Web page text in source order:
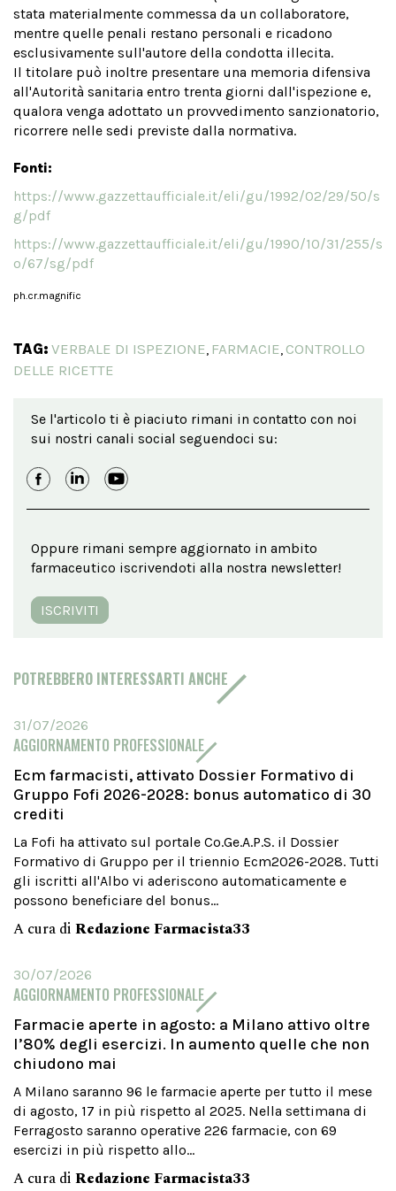
stata materialmente commessa da un collaboratore,
mentre quelle penali restano personali e ricadono
esclusivamente sull'autore della condotta illecita.
Il titolare può inoltre presentare una memoria difensiva
all'Autorità sanitaria entro trenta giorni dall'ispezione e,
qualora venga adottato un provvedimento sanzionatorio,
ricorrere nelle sedi previste dalla normativa.
Fonti:
https://www.gazzettaufficiale.it/eli/gu/1992/02/29/50/s
g/pdf
https://www.gazzettaufficiale.it/eli/gu/1990/10/31/255/s
o/67/sg/pdf
ph.cr.magnific
TAG: VERBALE DI ISPEZIONE, FARMACIE, CONTROLLO
DELLE RICETTE
Se l'articolo ti è piaciuto rimani in contatto con noi
sui nostri canali social seguendoci su:
Oppure rimani sempre aggiornato in ambito
farmaceutico iscrivendoti alla nostra newsletter!
ISCRIVITI
POTREBBERO INTERESSARTI ANCHE
31/07/2026
AGGIORNAMENTO PROFESSIONALE
Ecm farmacisti, attivato Dossier Formativo di
Gruppo Fofi 2026-2028: bonus automatico di 30
crediti
La Fofi ha attivato sul portale Co.Ge.A.P.S. il Dossier
Formativo di Gruppo per il triennio Ecm2026-2028. Tutti
gli iscritti all'Albo vi aderiscono automaticamente e
possono beneficiare del bonus...
A cura di Redazione Farmacista33
30/07/2026
AGGIORNAMENTO PROFESSIONALE
Farmacie aperte in agosto: a Milano attivo oltre
l’80% degli esercizi. In aumento quelle che non
chiudono mai
A Milano saranno 96 le farmacie aperte per tutto il mese
di agosto, 17 in più rispetto al 2025. Nella settimana di
Ferragosto saranno operative 226 farmacie, con 69
esercizi in più rispetto allo...
A cura di Redazione Farmacista33